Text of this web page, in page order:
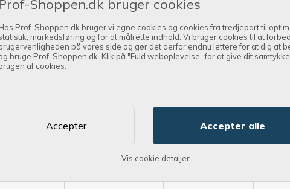
Prof-Shoppen.dk bruger cookies
Prof-Shoppen.dk bruger vi egne cookies og cookies fra tredjepart til
markedsføring og for at målrette indhold. Vi bruger cookies til at
på vores side og gør det derfor endnu lettere for at dig at
bruge Prof-Shoppen.dk. Klik på "Fuld weboplevelse" for at give dit
af cookies.
Vis cookie detaljer
Vi har